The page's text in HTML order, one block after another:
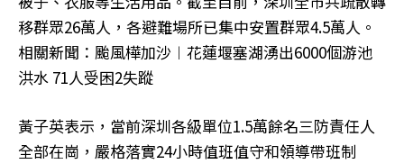
移群眾26萬人，各避難場所已集中安置群眾4.5萬人。
相關新聞：颱風樺加沙︱花蓮堰塞湖湧出6000個游池
洪水 71人受困2失蹤
黃子英表示，當前深圳各級單位1.5萬餘名三防責任人
全部在崗，嚴格落實24小時值班值守和領導帶班制